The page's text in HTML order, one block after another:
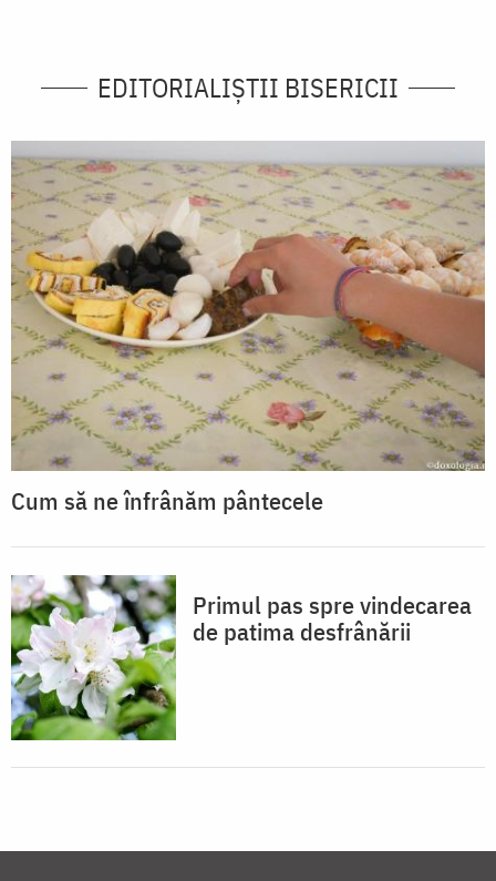
EDITORIALIȘTII BISERICII
Cum să ne înfrânăm pântecele
Primul pas spre vindecarea
de patima desfrânării